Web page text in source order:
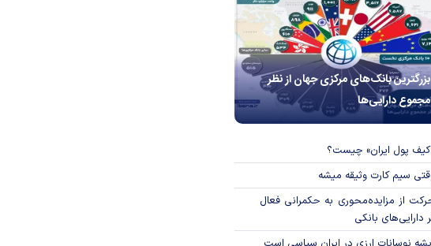
بزرگترین بانک‌های مرکزی جهان از نظر
مجموع دارایی‌ها
پول ایران» چیست؟
سیم کارت وثیقه میشه
از مزایده‌محوری به حکمرانی فعال
دارایی‌های بانکی